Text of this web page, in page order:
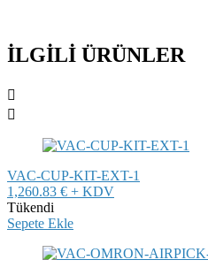
İLGİLİ ÜRÜNLER
VAC-CUP-KIT-EXT-1
1,260.83 € + KDV
Tükendi
Sepete Ekle